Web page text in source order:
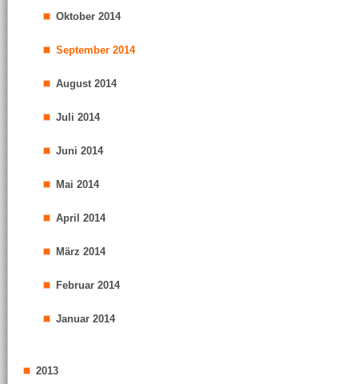
Oktober 2014
September 2014
August 2014
Juli 2014
Juni 2014
Mai 2014
April 2014
März 2014
Februar 2014
Januar 2014
2013